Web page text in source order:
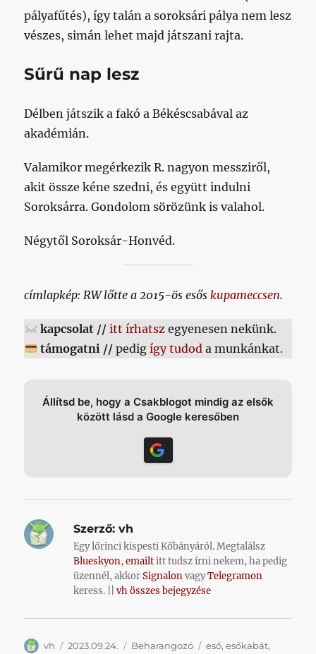
pályafűtés), így talán a soroksári pálya nem lesz
vészes, simán lehet majd játszani rajta.
Sűrű nap lesz
Délben játszik a fakó a Békéscsabával az
akadémián.
Valamikor megérkezik R. nagyon messziről,
akit össze kéne szedni, és együtt indulni
Soroksárra. Gondolom sörözünk is valahol.
Négytől Soroksár-Honvéd.
címlapkép: RW lőtte a 2015-ös esőskupameccsen.
kapcsolat // itt írhatszegyenesen nekünk.
támogatni //pedig így tudoda munkánkat.
Állítsd be, hogy a Csakblogot mindig az elsők
között lásd a Google keresőben
Szerző: vh
Egy lőrinci kispesti Kőbányáról. Megtalálsz
Blueskyon,emailtitt tudsz írni nekem, ha pedig
üzennél, akkorSignalonvagyTelegramon
keress. ||vh összes bejegyzése
Szerző
vh Közzétéve
2023.09.24. Kategória
Beharangozó Címke
eső,esőkabát,